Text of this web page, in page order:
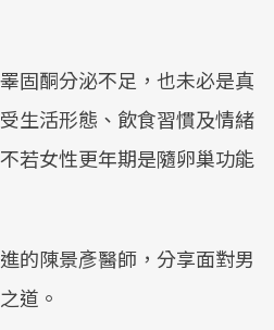
固酮分泌不足，也未必是真
生活形態、飲食習慣及情緒
若女性更年期是隨卵巢功能
的陳景彥醫師，分享面對男
道。